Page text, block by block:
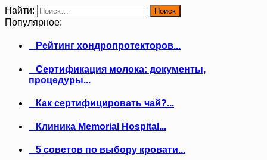
Найти:
Популярное:
Рейтинг хондропротекторов...
Сертификация молока: документы,
процедуры...
Как сертифицировать чай?...
Клиника Memorial Hospital...
5 советов по выбору кровати...